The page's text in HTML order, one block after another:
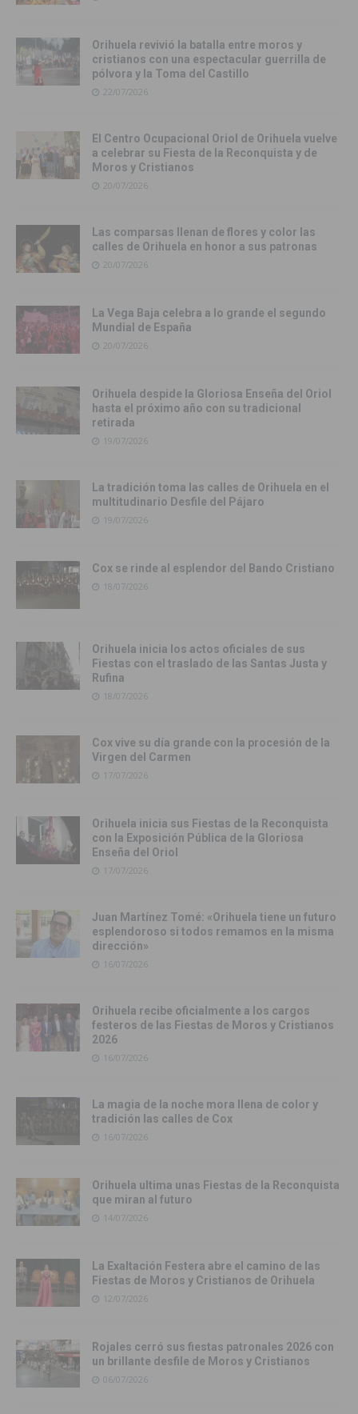
Orihuela revivió la batalla entre moros y
cristianos con una espectacular guerrilla de
pólvora y la Toma del Castillo
22/07/2026
El Centro Ocupacional Oriol de Orihuela vuelve
a celebrar su Fiesta de la Reconquista y de
Moros y Cristianos
20/07/2026
Las comparsas llenan de flores y color las
calles de Orihuela en honor a sus patronas
20/07/2026
La Vega Baja celebra a lo grande el segundo
Mundial de España
20/07/2026
Orihuela despide la Gloriosa Enseña del Oriol
hasta el próximo año con su tradicional
retirada
19/07/2026
La tradición toma las calles de Orihuela en el
multitudinario Desfile del Pájaro
19/07/2026
Cox se rinde al esplendor del Bando Cristiano
18/07/2026
Orihuela inicia los actos oficiales de sus
Fiestas con el traslado de las Santas Justa y
Rufina
18/07/2026
Cox vive su día grande con la procesión de la
Virgen del Carmen
17/07/2026
Orihuela inicia sus Fiestas de la Reconquista
con la Exposición Pública de la Gloriosa
Enseña del Oriol
17/07/2026
Juan Martínez Tomé: «Orihuela tiene un futuro
esplendoroso si todos remamos en la misma
dirección»
16/07/2026
Orihuela recibe oficialmente a los cargos
festeros de las Fiestas de Moros y Cristianos
2026
16/07/2026
La magia de la noche mora llena de color y
tradición las calles de Cox
16/07/2026
Orihuela ultima unas Fiestas de la Reconquista
que miran al futuro
14/07/2026
La Exaltación Festera abre el camino de las
Fiestas de Moros y Cristianos de Orihuela
12/07/2026
Rojales cerró sus fiestas patronales 2026 con
un brillante desfile de Moros y Cristianos
06/07/2026